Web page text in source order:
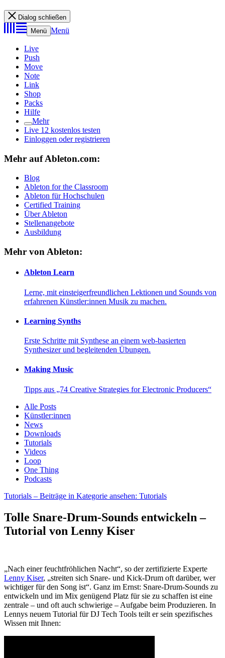
Dialog schließen
Menü Menü
Live
Push
Move
Note
Link
Shop
Packs
Hilfe
Mehr
Live 12 kostenlos testen
Einloggen oder registrieren
Mehr auf Ableton.com:
Blog
Ableton for the Classroom
Ableton für Hochschulen
Certified Training
Über Ableton
Stellenangebote
Ausbildung
Mehr von Ableton:
Ableton Learn
Lerne, mit einsteigerfreundlichen Lektionen und Sounds von
erfahrenen Künstler:innen Musik zu machen.
Learning Synths
Erste Schritte mit Synthese an einem web-basierten
Synthesizer und begleitenden Übungen.
Making Music
Tipps aus „74 Creative Strategies for Electronic Producers“
Alle Posts
Künstler:innen
News
Downloads
Tutorials
Videos
Loop
One Thing
Podcasts
Tutorials – Beiträge in Kategorie ansehen: Tutorials
Tolle Snare-Drum-Sounds entwickeln –
Tutorial von Lenny Kiser
„Nach einer feuchtfröhlichen Nacht“, so der zertifizierte Experte
Lenny Kiser, „streiten sich Snare- und Kick-Drum oft darüber, wer
wichtiger für den Song ist“. Ganz im Ernst: Snare-Drum-Sounds zu
entwickeln und im Mix genügend Platz für sie zu schaffen ist eine
zentrale – und oft auch schwierige – Aufgabe beim Produzieren. In
Lennys neuem Tutorial für DJ Tech Tools teilt er sein spezifisches
Wissen mit Ihnen: